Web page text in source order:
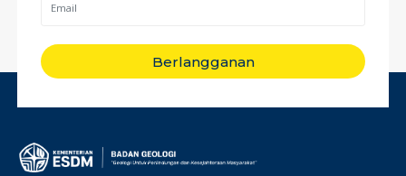
Berlangganan